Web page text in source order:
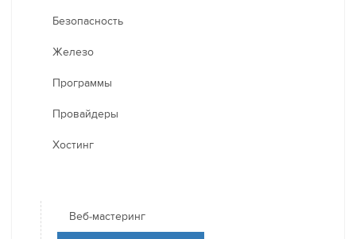
Безопасность
Железо
Программы
Провайдеры
Хостинг
Веб-мастеринг